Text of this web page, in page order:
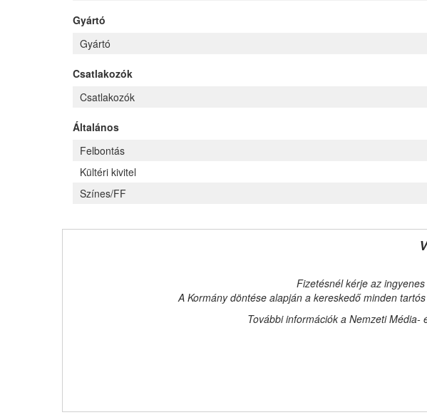
Gyártó
Gyártó
Csatlakozók
Csatlakozók
Általános
Felbontás
Kültéri kivitel
Színes/FF
Fizetésnél kérje az
A Kormány döntése alapján a kereskedő minden
További információk a Nemzeti